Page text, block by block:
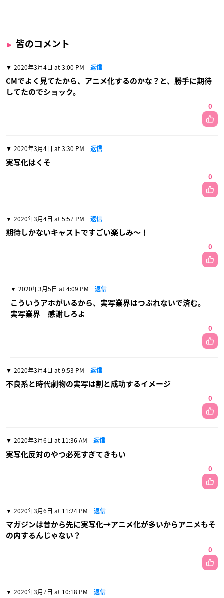
皆のコメント
2020年3月4日 at 3:00 PM 返信
CMでよく見てたから、アニメ化するのかな？と、勝手に期待
してたのでショック。
0
2020年3月4日 at 3:30 PM 返信
実写化はくそ
0
2020年3月4日 at 5:57 PM 返信
期待しかないキャストですごい楽しみ〜！
0
2020年3月5日 at 4:09 PM 返信
こういうアホがいるから、実写業界はつぶれないで済む。
実写業界 感謝しろよ
0
2020年3月4日 at 9:53 PM 返信
不良系と時代劇物の実写は割と成功するイメージ
0
2020年3月6日 at 11:36 AM 返信
実写化反対のやつ必死すぎてきもい
0
2020年3月6日 at 11:24 PM 返信
マガジンは昔から先に実写化→アニメ化が多いからアニメもそ
の内するんじゃない？
0
2020年3月7日 at 10:18 PM 返信